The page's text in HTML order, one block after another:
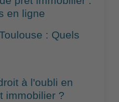
en ligne
: Quels
à l'oubli en
immobilier ?